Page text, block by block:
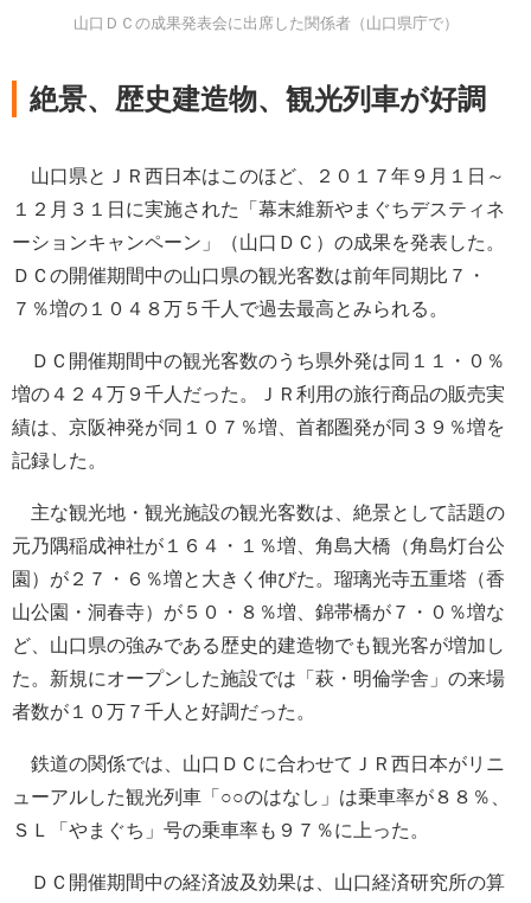
山口ＤＣの成果発表会に出席した関係者（山口県庁で）
絶景、歴史建造物、観光列車が好調
山口県とＪＲ西日本はこのほど、２０１７年９月１日～
１２月３１日に実施された「幕末維新やまぐちデスティネ
ーションキャンペーン」（山口ＤＣ）の成果を発表した。
ＤＣの開催期間中の山口県の観光客数は前年同期比７・
７％増の１０４８万５千人で過去最高とみられる。
ＤＣ開催期間中の観光客数のうち県外発は同１１・０％
増の４２４万９千人だった。ＪＲ利用の旅行商品の販売実
績は、京阪神発が同１０７％増、首都圏発が同３９％増を
記録した。
主な観光地・観光施設の観光客数は、絶景として話題の
元乃隅稲成神社が１６４・１％増、角島大橋（角島灯台公
園）が２７・６％増と大きく伸びた。瑠璃光寺五重塔（香
山公園・洞春寺）が５０・８％増、錦帯橋が７・０％増な
ど、山口県の強みである歴史的建造物でも観光客が増加し
た。新規にオープンした施設では「萩・明倫学舎」の来場
者数が１０万７千人と好調だった。
鉄道の関係では、山口ＤＣに合わせてＪＲ西日本がリニ
ューアルした観光列車「○○のはなし」は乗車率が８８％、
ＳＬ「やまぐち」号の乗車率も９７％に上った。
ＤＣ開催期間中の経済波及効果は、山口経済研究所の算